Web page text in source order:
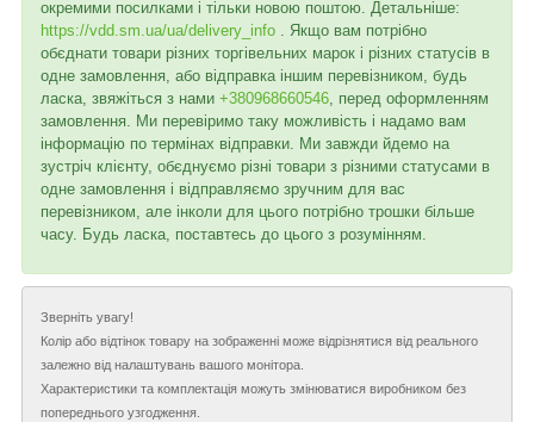
окремими посилками і тільки новою поштою. Детальніше:
https://vdd.sm.ua/ua/delivery_info . Якщо вам потрібно
обєднати товари різних торгівельних марок і різних статусів в
одне замовлення, або відправка іншим перевізником, будь
ласка, звяжіться з нами +380968660546 , перед оформленням
замовлення. Ми перевіримо таку можливість і надамо вам
інформацію по термінах відправки. Ми завжди йдемо на
зустріч клієнту, обєднуємо різні товари з різними статусами в
одне замовлення і відправляємо зручним для вас
перевізником, але інколи для цього потрібно трошки більше
часу. Будь ласка, поставтесь до цього з розумінням.
Зверніть увагу!
Колір або відтінок товару на зображенні може відрізнятися від реального
залежно від налаштувань вашого монітора.
Характеристики та комплектація можуть змінюватися виробником без
попереднього узгодження.